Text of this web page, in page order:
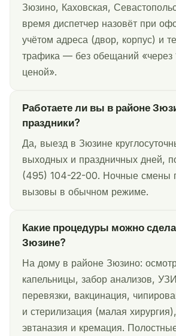
Зюзино, Каховская,
время диспетчер назовёт при
учётом адреса (двор, корпус) и
трафика — без обещаний «через
ценой».
Работаете ли вы в районе
праздники?
Да, выезд в Зюзине
выходных и праздничных дней,
(495) 104-22-00. Ночные смены
вызовы в обычном режиме.
Какие процедуры можно
Зюзине?
На дому в районе Зюзино:
капельницы, забор анализов,
перевязки, вакцинация,
и стерилизация (малая
эвтаназия и кремация.